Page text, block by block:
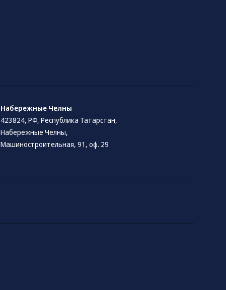
Набережные Челны
423824, РФ, Республика Татарстан​,
Набережные Челны,
Машиностроительная, 91, оф. 29